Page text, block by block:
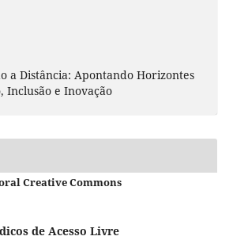
a Distância: Apontando Horizontes
Inclusão e Inovação
Creative Commons
de Acesso Livre